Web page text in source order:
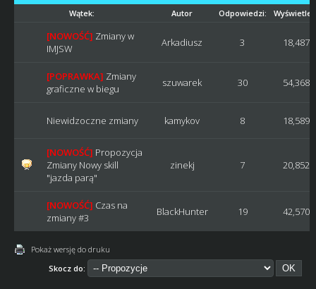
Wątek: Autor Odpowiedzi:
[NOWOŚĆ] Zmiany w
IMJSW
Arkadiusz 3 18,487
[POPRAWKA] Zmiany
graficzne w biegu
szuwarek 30 54,368
Niewidzoczne zmiany kamykov 8 18,589
[NOWOŚĆ] Propozycja
Zmiany Nowy skill
"jazda parą"
zinekj 7 20,852
[NOWOŚĆ] Czas na
zmiany #3
BlackHunter 19 42,570
Pokaż wersję do druku
Skocz do: